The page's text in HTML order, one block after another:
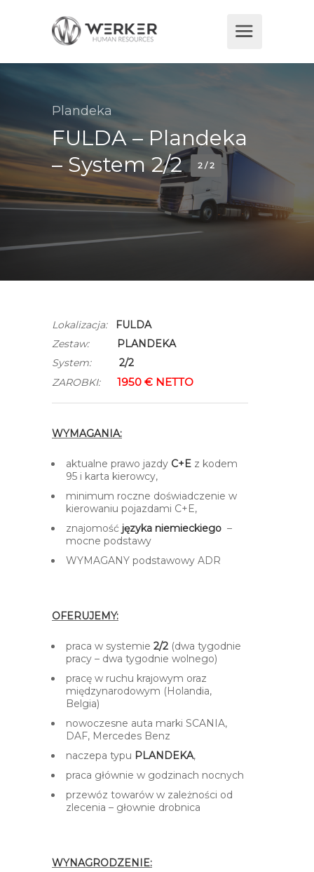
Plandeka
FULDA – Plandeka
– System 2/2
2 / 2
Lokalizacja:
FULDA
Zestaw:
PLANDEKA
System:
2/2
ZAROBKI:
1950 € NETTO
WYMAGANIA:
aktualne prawo jazdy C+E z kodem
95 i karta kierowcy,
minimum roczne doświadczenie w
kierowaniu pojazdami C+E,
znajomość języka niemieckiego –
mocne podstawy
WYMAGANY podstawowy ADR
OFERUJEMY:
praca w systemie 2/2 (dwa tygodnie
pracy – dwa tygodnie wolnego)
pracę w ruchu krajowym oraz
międzynarodowym (Holandia,
Belgia)
nowoczesne auta marki SCANIA,
DAF, Mercedes Benz
naczepa typu PLANDEKA,
praca głównie w godzinach nocnych
przewóz towarów w zależności od
zlecenia – głownie drobnica
WYNAGRODZENIE: